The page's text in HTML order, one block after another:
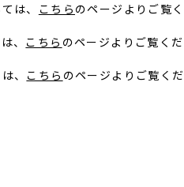
は、 こちら のページよりご覧く
、 こちら のページよりご覧くだ
、 こちら のページよりご覧くだ